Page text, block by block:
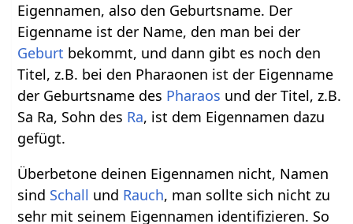
Eigennamen, also den Geburtsname. Der
Eigenname ist der Name, den man bei der
Geburt bekommt, und dann gibt es noch den
Titel, z.B. bei den Pharaonen ist der Eigenname
der Geburtsname des Pharaos und der Titel, z.B.
Sa Ra, Sohn des Ra, ist dem Eigennamen dazu
gefügt.
Überbetone deinen Eigennamen nicht, Namen
sind Schall und Rauch, man sollte sich nicht zu
sehr mit seinem Eigennamen identifizieren. So